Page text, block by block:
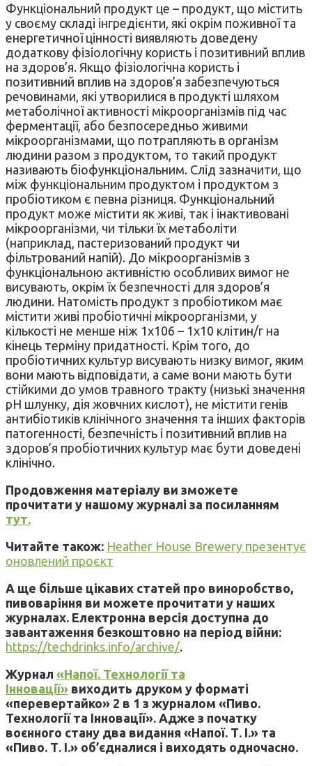
Функціональний продукт це – продукт, що містить
у своєму складі інгредієнти, які окрім поживної та
енергетичної цінності виявляють доведену
додаткову фізіологічну користь і позитивний вплив
на здоров’я. Якщо фізіологічна користь і
позитивний вплив на здоров’я забезпечуються
речовинами, які утворилися в продукті шляхом
метаболічної активності мікроорганізмів під час
ферментації, або безпосередньо живими
мікроорганізмами, що потрапляють в організм
людини разом з продуктом, то такий продукт
називають біофункціональним. Слід зазначити, що
між функціональним продуктом і продуктом з
пробіотиком є певна різниця. Функціональний
продукт може містити як живі, так і інактивовані
мікроорганізми, чи тільки їх метаболіти
(наприклад, пастеризований продукт чи
фільтрований напій). До мікроорганізмів з
функціональною активністю особливих вимог не
висувають, окрім їх безпечності для здоров’я
людини. Натомість продукт з пробіотиком має
містити живі пробіотичні мікроорганізми, у
кількості не менше ніж 1х106 – 1х10 клітин/г на
кінець терміну придатності. Крім того, до
пробіотичних культур висувають низку вимог, яким
вони мають відповідати, а саме вони мають бути
стійкими до умов травного тракту (низькі значення
рН шлунку, дія жовчних кислот), не містити генів
антибіотиків клінічного значення та інших факторів
патогенності, безпечність і позитивний вплив на
здоров’я пробіотичних культур має бути доведені
клінічно.
Продовження матеріалу ви зможете
прочитати у нашому журналі за посиланням
тут.
Читайте також: Heather House Brewery презентує
оновлений проєкт
А ще більше цікавих статей про виноробство,
пивоваріння ви можете прочитати у наших
журналах. Електронна версія доступна до
завантаження безкоштовно на період війни:
https://techdrinks.info/archive/.
Журнал «Напої. Технології та
Інновації» виходить друком у форматі
«перевертайко» 2 в 1 з журналом «Пиво.
Технології та Інновації». Адже з початку
воєнного стану два видання «Напої. Т. І.» та
«Пиво. Т. І.» об’єдналися і виходять одночасно.